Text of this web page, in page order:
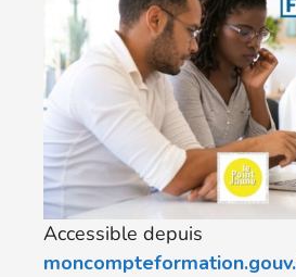
Accessible depuis